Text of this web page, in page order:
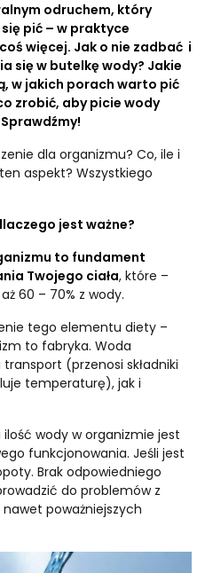
odruchem, który
pić – w praktyce
więcej. Jak o nie zadbać i
się w butelkę wody? Jakie
w jakich porach warto pić
zrobić, aby picie wody
dla organizmu? Co, ile i
aspekt? Wszystkiego
jest ważne?
to fundament
Twojego ciała, które –
60 – 70% z wody.
tego elementu diety –
to fabryka. Woda
(przenosi składniki
temperaturę), jak i
wody w organizmie jest
funkcjonowania. Jeśli jest
Brak odpowiedniego
do problemów z
poważniejszych